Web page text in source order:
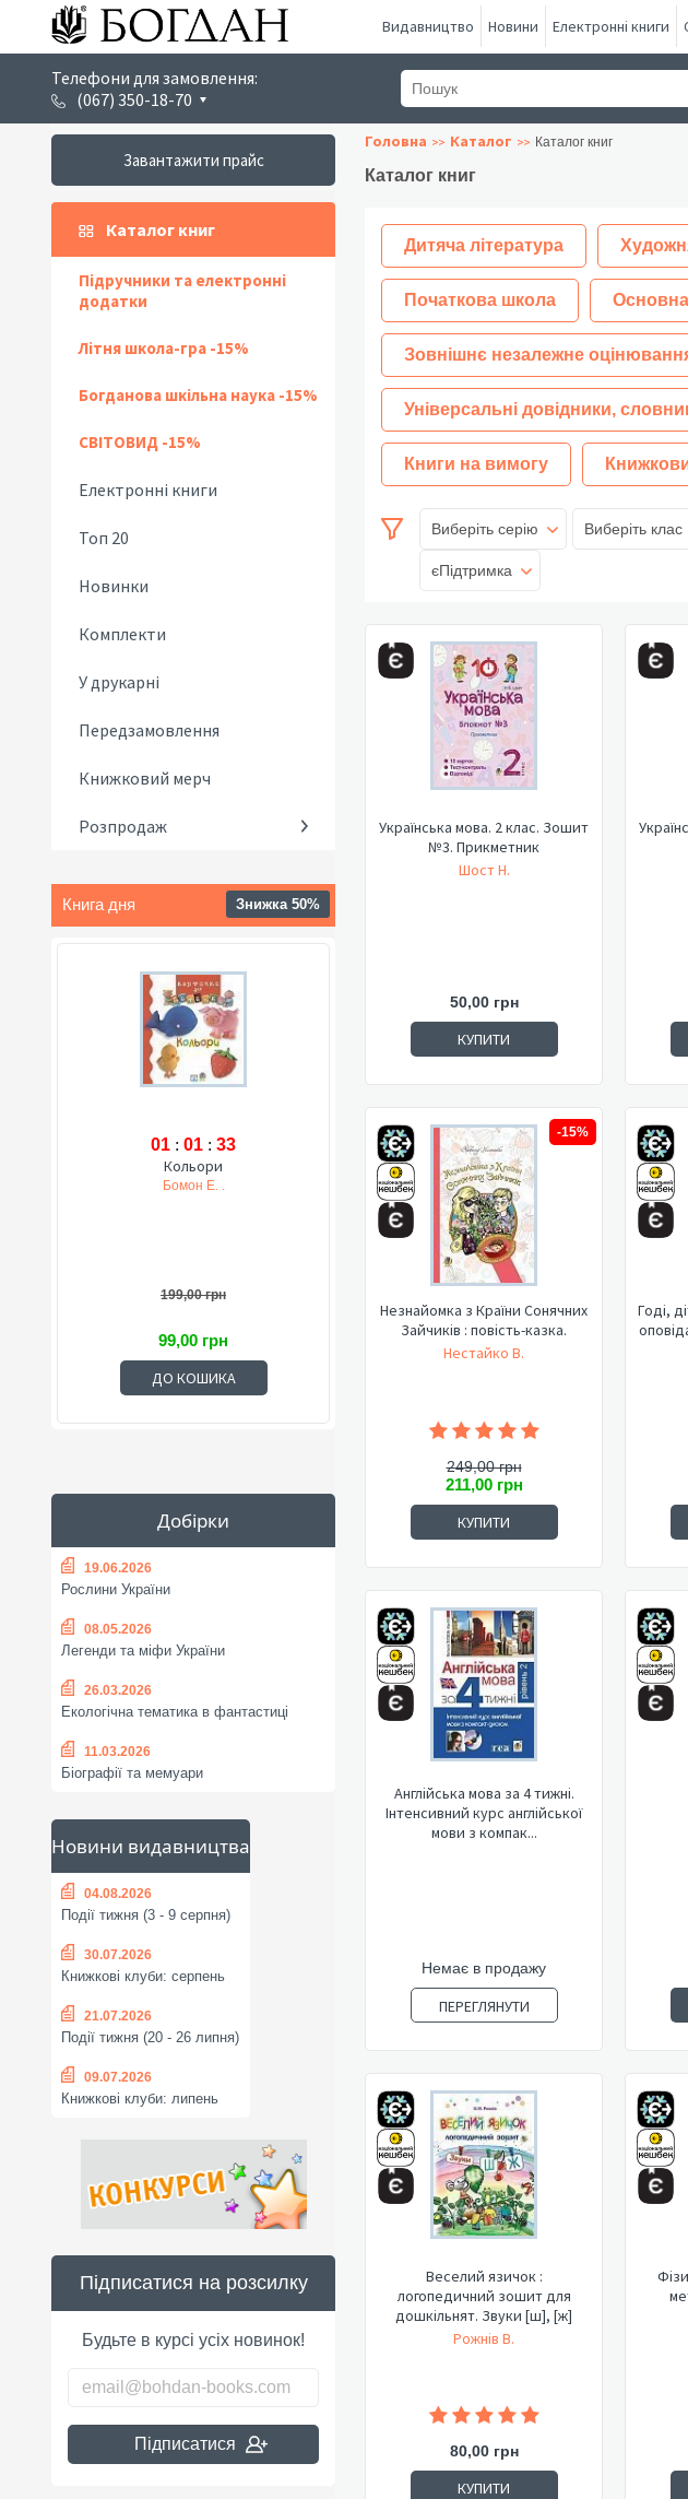
Видавництво Новини Електронні книги
Телефони для замовлення:
(067) 350-18-70
Завантажити прайс
Каталог книг
Підручники та електронні
додатки
Літня школа-гра -15%
Богданова шкільна наука -15%
СВІТОВИД -15%
Електронні книги
Топ 20
Новинки
Комплекти
У друкарні
Передзамовлення
Книжковий мерч
Розпродаж
Книга дня Знижка 50%
01 : 01 : 32
Кольори
Бомон Е. .
199,00 грн
99,00 грн
ДО КОШИКА
Добірки
19.06.2026
Рослини України
08.05.2026
Легенди та міфи України
26.03.2026
Екологічна тематика в фантастиці
11.03.2026
Біографії та мемуари
Новини видавництва
04.08.2026
Події тижня (3 - 9 серпня)
30.07.2026
Книжкові клуби: серпень
21.07.2026
Події тижня (20 - 26 липня)
09.07.2026
Книжкові клуби: липень
Підписатися на розсилку
Будьте в курсі усіх новинок!
Підписатися
Головна Каталог Каталог книг
Каталог книг
Дитяча література
Початкова школа
Зовнішнє незалежне
Універсальні довідники,
Книги на вимогу
Виберіть серію Виберіть клас
єПідтримка
Українська мова. 2 клас. Зошит
№3. Прикметник
Шост Н.
50,00 грн
КУПИТИ
-15%
Незнайомка з Країни Сонячних
Зайчиків : повість-казка.
Нестайко В.
249,00 грн
211,00 грн
КУПИТИ
Годі,
Англійська мова за 4 тижні.
Інтенсивний курс англійської
мови з компак...
Немає в продажу
ПЕРЕГЛЯНУТИ
Веселий язичок :
логопедичний зошит для
дошкільнят. Звуки [ш], [ж]
Рожнів В.
80,00 грн
КУПИТИ